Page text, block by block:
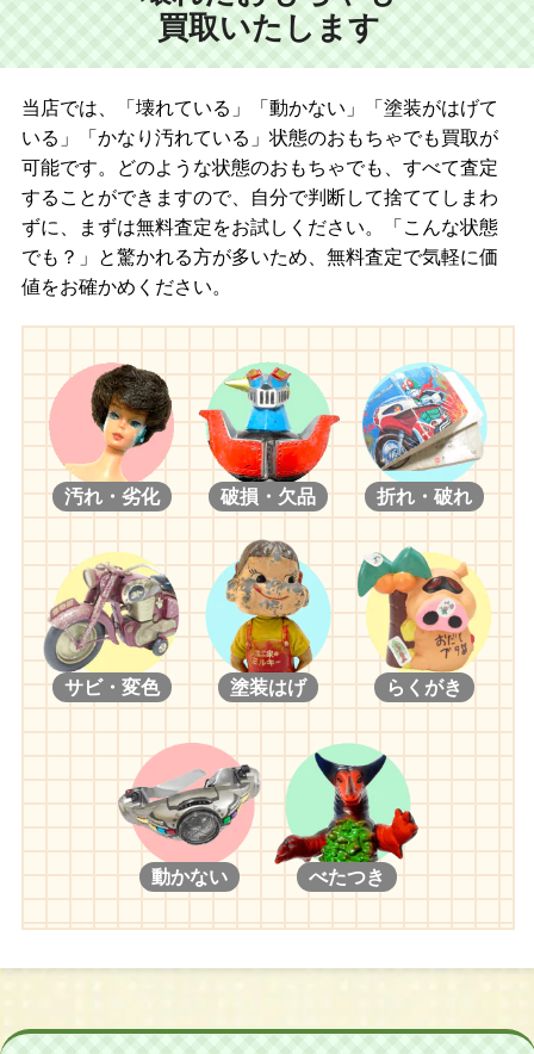
買取いたします
当店では、「壊れている」「動かない」「塗装がはげて
いる」「かなり汚れている」状態のおもちゃでも買取が
可能です。どのような状態のおもちゃでも、すべて査定
することができますので、自分で判断して捨ててしまわ
ずに、まずは無料査定をお試しください。「こんな状態
でも？」と驚かれる方が多いため、無料査定で気軽に価
値をお確かめください。
汚れ・劣化 破損・欠品 折れ・破れ
サビ・変色 塗装はげ らくがき
動かない べたつき